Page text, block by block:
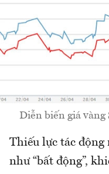
Diễn biến giá
Thiếu lực tác động
như “bất động”,